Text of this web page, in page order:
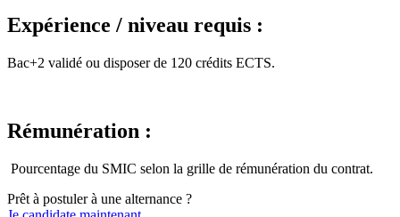
Expérience / niveau requis :
Bac+2 validé ou disposer de 120 crédits ECTS.
Rémunération :
Pourcentage du SMIC selon la grille de rémunération du contrat.
Prêt à postuler à une alternance ?